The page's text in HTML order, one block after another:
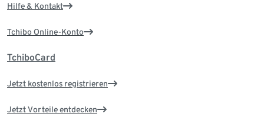
Hilfe & Kontakt
Tchibo Online-Konto
TchiboCard
Jetzt kostenlos registrieren
Jetzt Vorteile entdecken